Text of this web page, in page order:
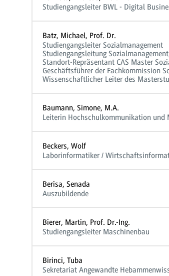
Studiengangsleiter BWL - Digital
Batz, Michael, Prof. Dr.
Studiengangsleiter Sozialmanagement
Studiengangsleitung
Standort-Repräsentant CAS Master
Geschäftsführer der Fachkommission
Wissenschaftlicher Leiter des
Baumann, Simone, M.A.
Leiterin Hochschulkommunikation und
Beckers, Wolf
Laborinformatiker /
Berisa, Senada
Auszubildende
Bierer, Martin, Prof. Dr.-Ing.
Studiengangsleiter Maschinenbau
Birinci, Tuba
Sekretariat Angewandte